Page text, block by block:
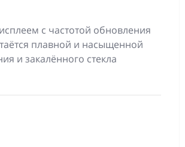
с частотой обновления
плавной и насыщенной
и закалённого стекла